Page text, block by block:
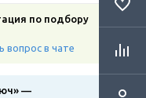
по подбору
вопрос в чате
—